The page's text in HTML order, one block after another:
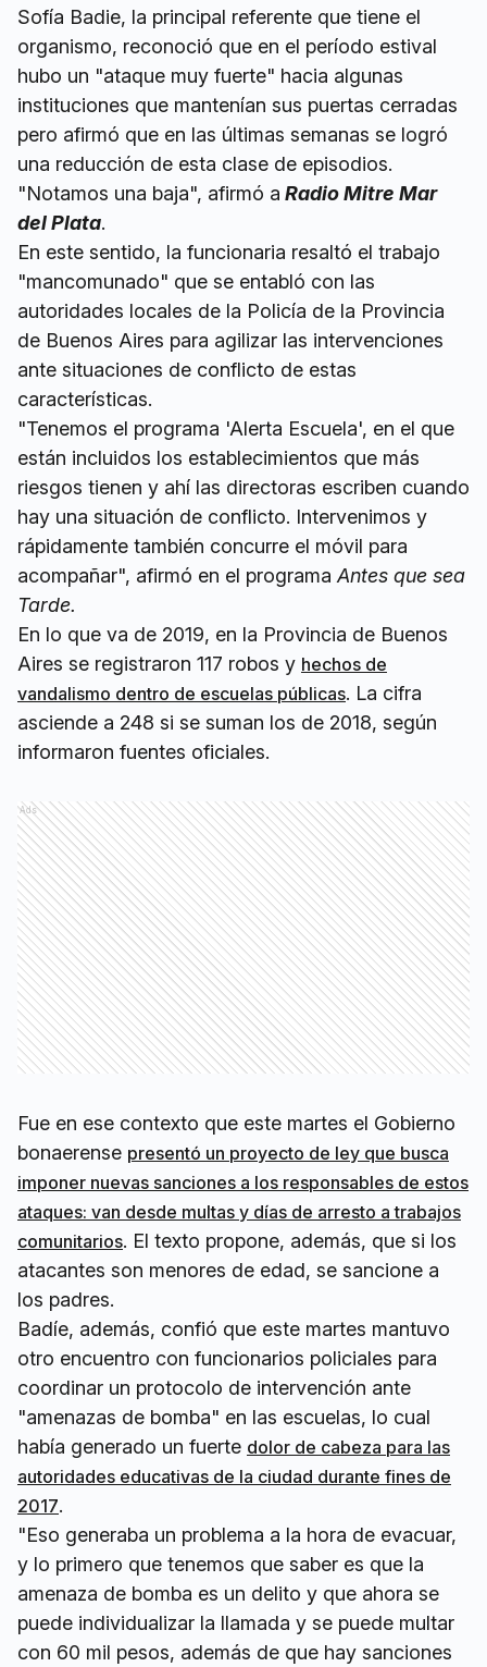
Sofía Badie, la principal referente que tiene el
organismo, reconoció que en el período estival
hubo un "ataque muy fuerte" hacia algunas
instituciones que mantenían sus puertas cerradas
pero afirmó que en las últimas semanas se logró
una reducción de esta clase de episodios.
"Notamos una baja", afirmó a Radio Mitre Mar
del Plata.
En este sentido, la funcionaria resaltó el trabajo
"mancomunado" que se entabló con las
autoridades locales de la Policía de la Provincia
de Buenos Aires para agilizar las intervenciones
ante situaciones de conflicto de estas
características.
"Tenemos el programa 'Alerta Escuela', en el que
están incluidos los establecimientos que más
riesgos tienen y ahí las directoras escriben cuando
hay una situación de conflicto. Intervenimos y
rápidamente también concurre el móvil para
acompañar", afirmó en el programa Antes que sea
Tarde.
En lo que va de 2019, en la Provincia de Buenos
Aires se registraron 117 robos y hechos de
vandalismo dentro de escuelas públicas. La cifra
asciende a 248 si se suman los de 2018, según
informaron fuentes oficiales.
Ads
Fue en ese contexto que este martes el Gobierno
bonaerense presentó un proyecto de ley que busca
imponer nuevas sanciones a los responsables de estos
ataques: van desde multas y días de arresto a trabajos
comunitarios. El texto propone, además, que si los
atacantes son menores de edad, se sancione a
los padres.
Badíe, además, confió que este martes mantuvo
otro encuentro con funcionarios policiales para
coordinar un protocolo de intervención ante
"amenazas de bomba" en las escuelas, lo cual
había generado un fuerte dolor de cabeza para las
autoridades educativas de la ciudad durante fines de
2017.
"Eso generaba un problema a la hora de evacuar,
y lo primero que tenemos que saber es que la
amenaza de bomba es un delito y que ahora se
puede individualizar la llamada y se puede multar
con 60 mil pesos, además de que hay sanciones